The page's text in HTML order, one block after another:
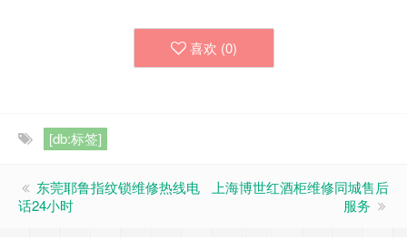
喜欢 (0)
[db:标签]
东莞耶鲁指纹锁维修热线电
话24小时
上海博世红酒柜维修同城售后
服务